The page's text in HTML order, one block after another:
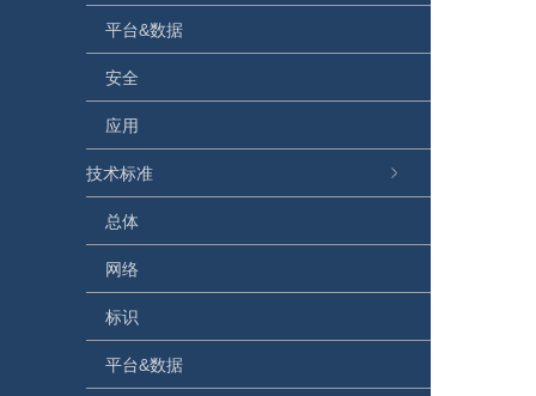
平台&数据
安全
应用
技术标准
总体
网络
标识
平台&数据